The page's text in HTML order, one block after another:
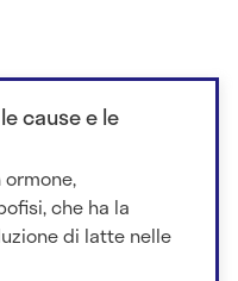
cause e le
che ha la
di latte nelle